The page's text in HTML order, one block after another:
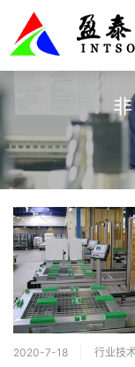
2020-7-18 行业技